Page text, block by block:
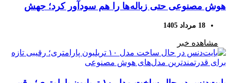
هوش مصنوعی حتی زباله‌ها را هم سودآور کرد؛ جهش
حاشیه سود شرکت‌های آمریکایی
18 مرداد 1405
مشاهده خبر